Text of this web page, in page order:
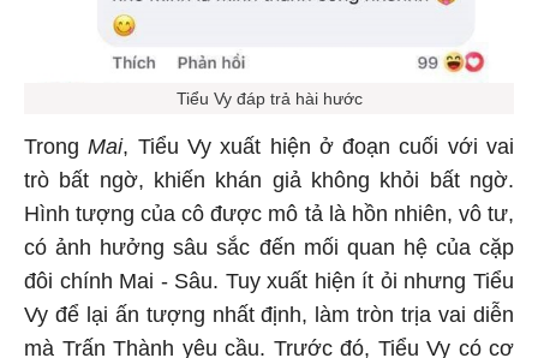
Tiểu Vy đáp trả hài hước
Trong Mai, Tiểu Vy xuất hiện ở đoạn cuối với vai
trò bất ngờ, khiến khán giả không khỏi bất ngờ.
Hình tượng của cô được mô tả là hồn nhiên, vô tư,
có ảnh hưởng sâu sắc đến mối quan hệ của cặp
đôi chính Mai - Sâu. Tuy xuất hiện ít ỏi nhưng Tiểu
Vy để lại ấn tượng nhất định, làm tròn trịa vai diễn
mà Trấn Thành yêu cầu. Trước đó, Tiểu Vy có cơ